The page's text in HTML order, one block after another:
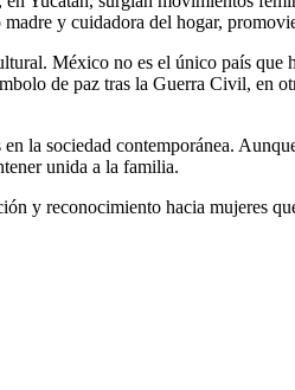
y cuidadora del hogar,
México no es el único país
de paz tras la Guerra Civil, en
la sociedad contemporánea.
unida a la familia.
y reconocimiento hacia mujeres